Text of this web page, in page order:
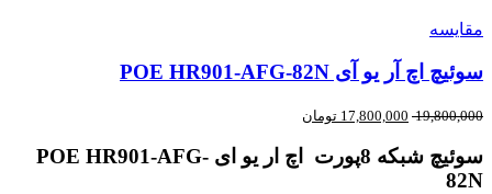
مقایسه
سوئیچ اچ آر یو آی POE HR901-AFG-82N
19,800,000
17,800,000 تومان
سوئیچ شبکه 8پورت اچ ار یو ای POE HR901-AFG-
82N